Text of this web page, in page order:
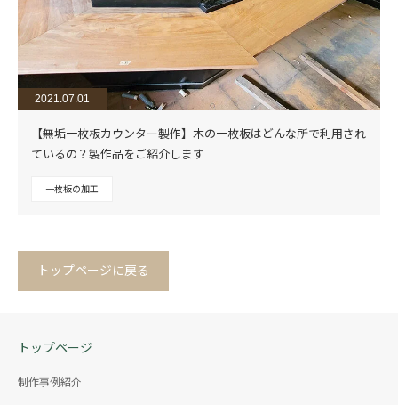
2021.07.01
【無垢一枚板カウンター製作】木の一枚板はどんな所で利用され
ているの？製作品をご紹介します
一枚板の加工
トップページに戻る
トップページ
制作事例紹介